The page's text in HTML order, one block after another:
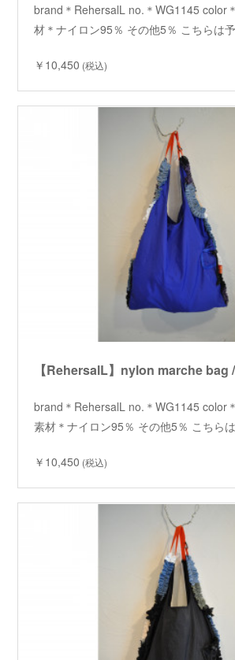
brand＊RehersalL no.＊WG1145 color
材＊ナイロン95％ その他5％ こちらは
￥10,450 (税込)
brand＊RehersalL no.＊WG1145 color
素材＊ナイロン95％ その他5％ こちら
￥10,450 (税込)